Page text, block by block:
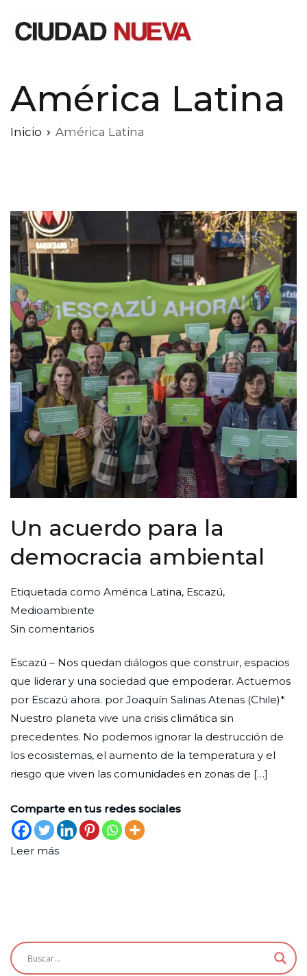
América Latina
Inicio América Latina
Un acuerdo para la
democracia ambiental
Por
Redaccion
Ciudad
Publicada
el
31
mayo
de
2022
Publicada
en
Ecología
Etiquetada como América Latina, Escazú,
Medioambiente
Sin comentariosen
acuerdo
para
la
democracia
ambiental
Escazú – Nos quedan diálogos que construir, espacios
que liderar y una sociedad que empoderar. Actuemos
por Escazú ahora. por Joaquín Salinas Atenas (Chile)*
Nuestro planeta vive una crisis climática sin
precedentes. No podemos ignorar la destrucción de
los ecosistemas, el aumento de la temperatura y el
riesgo que viven las comunidades en zonas de […]
Comparte en tus redes sociales
Leer más